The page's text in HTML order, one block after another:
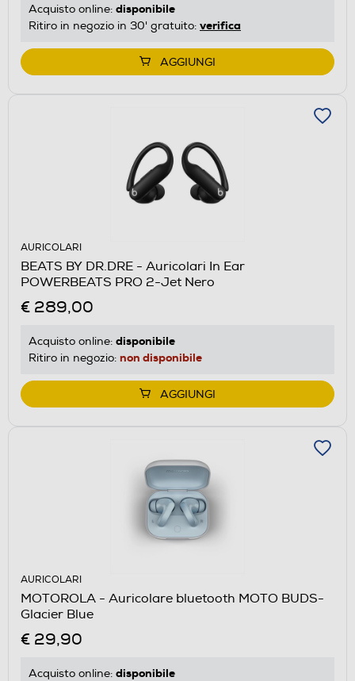
Acquisto online: disponibile
Ritiro in negozio in 30' gratuito: verifica
AGGIUNGI
AURICOLARI
BEATS BY DR.DRE - Auricolari In Ear
POWERBEATS PRO 2-Jet Nero
€ 289,00
Acquisto online: disponibile
Ritiro in negozio: non disponibile
AGGIUNGI
AURICOLARI
MOTOROLA - Auricolare bluetooth MOTO BUDS-
Glacier Blue
€ 29,90
Acquisto online: disponibile